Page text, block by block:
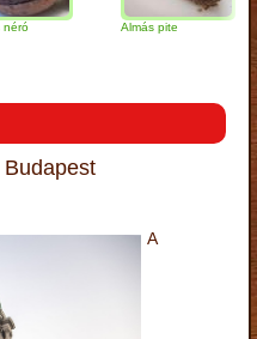
Almás pite
A